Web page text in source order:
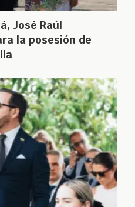
José Raúl
la posesión de